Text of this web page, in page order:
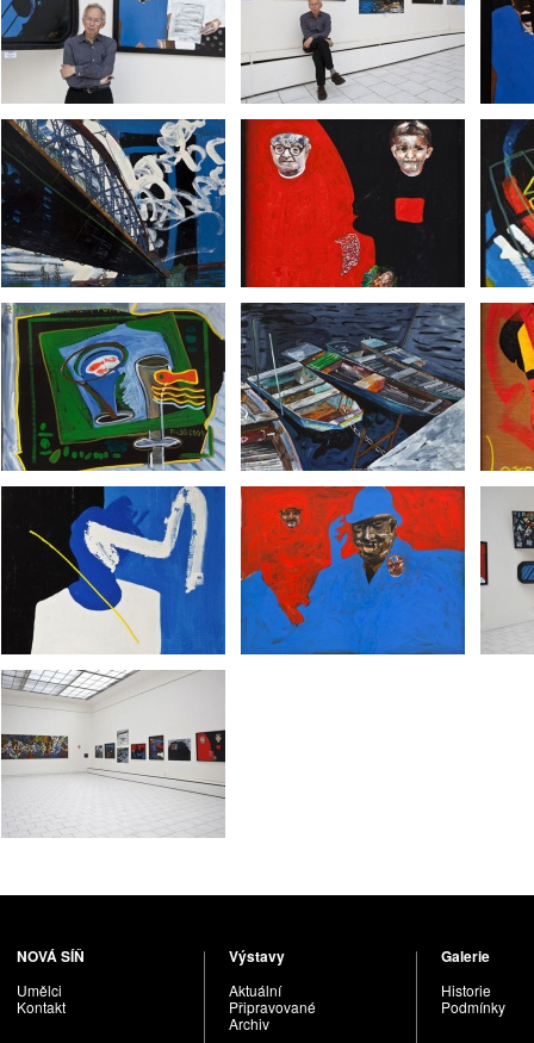
NOVÁ SÍŇ
Umělci
Kontakt
Výstavy
Aktuální
Připravované
Archiv
Galerie
Historie
Podmínky